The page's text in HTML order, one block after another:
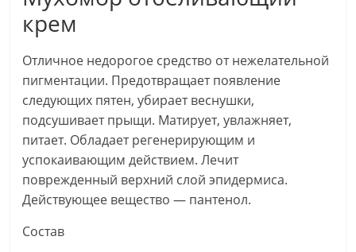
крем
Отличное недорогое средство от нежелательной
пигментации. Предотвращает появление
следующих пятен, убирает веснушки,
подсушивает прыщи. Матирует, увлажняет,
питает. Обладает регенерирующим и
успокаивающим действием. Лечит
поврежденный верхний слой эпидермиса.
Действующее вещество — пантенол.
Состав